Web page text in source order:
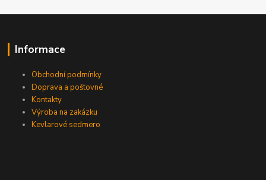
Informace
Obchodní podmínky
Doprava a poštovné
Kontakty
Výroba na zakázku
Kevlarové sedmero